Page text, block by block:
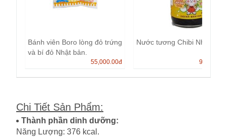
Bánh viên Boro lòng đỏ trứng
và bí đỏ Nhật bản.
55,000.00đ
Nước tương Chibi Nhật Bản
99,000.00
Chi Tiết Sản Phẩm:
Thành phần dinh dưỡng:
Năng Lượng: 376 kcal.